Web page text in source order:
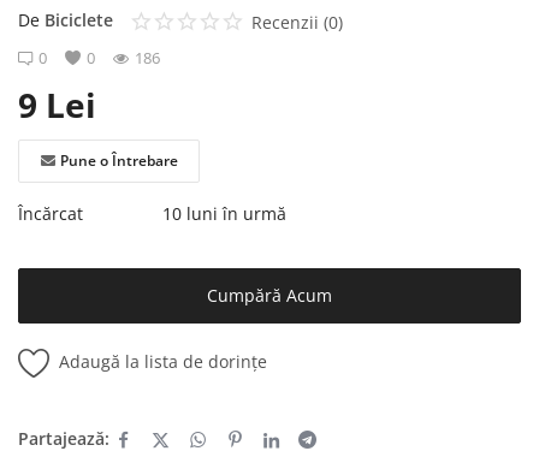
De Biciclete Recenzii (0)
0 0 186
9 Lei
Pune o Întrebare
Încărcat 10 luni în urmă
Cumpără Acum
Adaugă la lista de dorințe
Partajează: